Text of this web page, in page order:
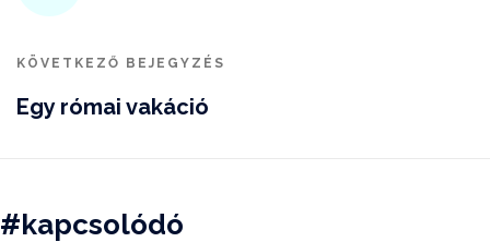
KÖVETKEZŐ BEJEGYZÉS
Egy római vakáció
#kapcsolódó